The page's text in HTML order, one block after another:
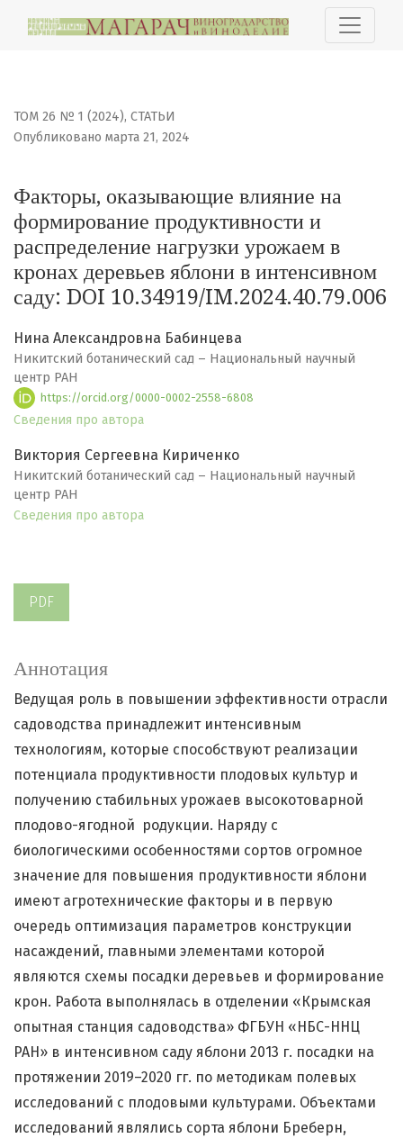
Факторы, оказывающие влияние на формирование
ТОМ 26 № 1 (2024), СТАТЬИ
Факторы, оказывающие влияние на
формирование продуктивности и
распределение нагрузки урожаем в
кронах деревьев яблони в интенсивном
саду: DOI 10.34919/IM.2024.40.79.006
Опубликовано марта 21, 2024
Нина Александровна Бабинцева
Никитский ботанический сад – Национальный научный
центр РАН
https://orcid.org/0000-0002-2558-6808
Сведения про автора
Виктория Сергеевна Кириченко
Никитский ботанический сад – Национальный научный
центр РАН
Сведения про автора
PDF
Аннотация
Ведущая роль в повышении эффективности отрасли
садоводства принадлежит интенсивным
технологиям, которые способствуют реализации
потенциала продуктивности плодовых культур и
получению стабильных урожаев высокотоварной
плодово-ягодной родукции. Наряду с
биологическими особенностями сортов огромное
значение для повышения продуктивности яблони
имеют агротехнические факторы и в первую
очередь оптимизация параметров конструкции
насаждений, главными элементами которой
являются схемы посадки деревьев и формирование
крон. Работа выполнялась в отделении «Крымская
опытная станция садоводства» ФГБУН «НБС-ННЦ
РАН» в интенсивном саду яблони 2013 г. посадки на
протяжении 2019–2020 гг. по методикам полевых
исследований с плодовыми культурами. Объектами
исследований являлись сорта яблони Бреберн,